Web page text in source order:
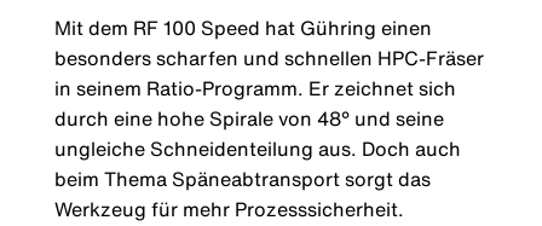
Mit dem RF 100 Speed hat Gühring einen
besonders scharfen und schnellen HPC-Fräser
in seinem Ratio-Programm. Er zeichnet sich
durch eine hohe Spirale von 48° und seine
ungleiche Schneidenteilung aus. Doch auch
beim Thema Späneabtransport sorgt das
Werkzeug für mehr Prozesssicherheit.